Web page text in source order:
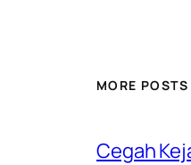
MORE POSTS
Cegah